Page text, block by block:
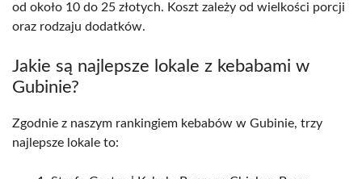
od około 10 do 25 złotych. Koszt zależy od wielkości porcji
oraz rodzaju dodatków.
Jakie są najlepsze lokale z kebabami w
Gubinie?
Zgodnie z naszym rankingiem kebabów w Gubinie, trzy
najlepsze lokale to: